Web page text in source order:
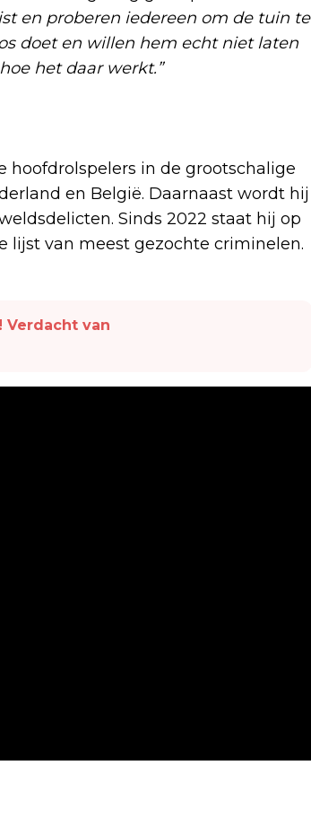
en proberen iedereen om de tuin te
doet en willen hem echt niet laten
het daar werkt.”
hoofdrolspelers in de grootschalige
en België. Daarnaast wordt hij
Sinds 2022 staat hij op
lijst van meest gezochte criminelen.
Verdacht van